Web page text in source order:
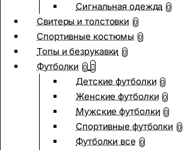
Сигнальная одежда 0
Свитеры и толстовки 0
Спортивные костюмы 0
Топы и безрукавки 0
Футболки 0
Детские футболки 0
Женские футболки 0
Мужские футболки 0
Спортивные футболки 0
Футболки все 0